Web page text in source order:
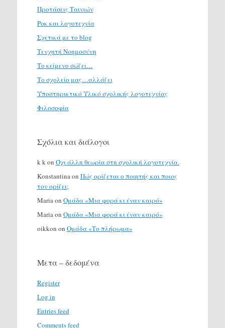
Προτάσεις Ταινιών
Ροκ και λογοτεχνία
Σχετικά με το blog
Τενχητή Νοημοσύνη
Το κείμενο σώζει…
Το σχολείο μας…αλλάζει
Υποστηρικτικό Υλικό σχολικής λογοτεχνίας
Φιλοσοφία
Σχόλια και διάλογοι
k kon Όχι άλλη θεωρία στη σχολική λογοτεχνία.
Konstantinaon Πώς ορίζεται ο ποιητής και ποιος
τον ορίζει;
Mariaon Ομάδα «Μια φορά κι έναν καιρό»
Mariaon Ομάδα «Μια φορά κι έναν καιρό»
oikkon on Ομάδα «Το πλήρωμα»
Μετα – δεδομένα
Register
Log in
Entries feed
Comments feed